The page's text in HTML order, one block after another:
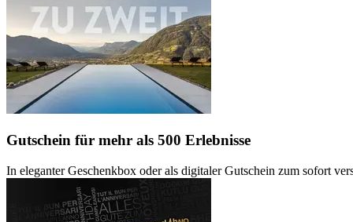
Gutschein für mehr als 500 Erlebnisse
In eleganter Geschenkbox oder als digitaler Gutschein zum sofort